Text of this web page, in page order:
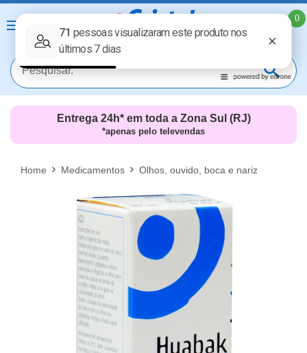
0
MAIS RESULTADOS
Entrega 24h* em toda a Zona Sul (RJ)
*apenas pelo televendas
Home Medicamentos Olhos, ouvido, boca e nariz